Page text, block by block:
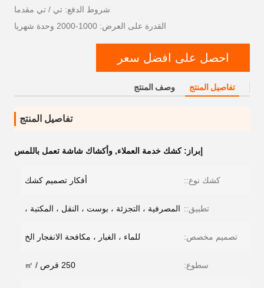
شروط الدفع: تي / تي مقدما
القدرة على العرض: 1000-2000 وحدة شهريا
احصل على افضل سعر
تفاصيل المنتج وصف المنتج
تفاصيل المنتج
إبراز:كشك خدمة العملاء, وأكشاك شاشة تعمل باللمس
كشك نوع:: أفكار تصميم كشك
تطبيق:: المصرفية ، التجزئة ، بوست ، النقل ، المكتبة ،
تصميم مخصص: للماء ، الغبار ، مكافحة الانفجار الخ
سطوع: 250 قرص / ㎡